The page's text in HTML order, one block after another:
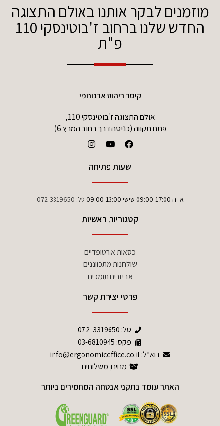
מוזמנים לבקר אותנו באולם התצוגה
החדש שלנו ברחוב ז'בוטינסקי 110
פ"ת
קיסר ריהוט ארגונומי
אולם התצוגה ז'בוטינסקי 110,
פתח תקווה (כניסה דרך רחוב המרץ 6)
שעות פתיחה
א -ה 09:00-17:00 שישי 09:00-13:00 טל: 072-3319650
קטגוריות ראשיות
כסאות אורטופדיים
שולחנות מתכווננים
אביזרים תומכים
פרטי יצירת קשר
טל: 072-3319650
פקס: 03-6810945
דוא”ל: info@ergonomicoffice.co.il
מחירון משלוחים
האתר עומד בתקני אבטחה המחמירים ביותר